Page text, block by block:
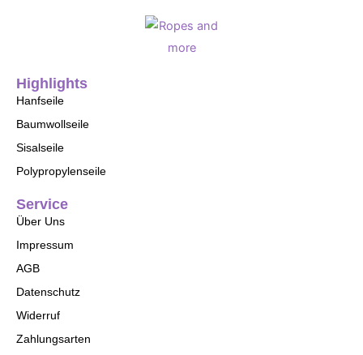
Highlights
Hanfseile
Baumwollseile
Sisalseile
Polypropylenseile
Service
Über Uns
Impressum
AGB
Datenschutz
Widerruf
Zahlungsarten